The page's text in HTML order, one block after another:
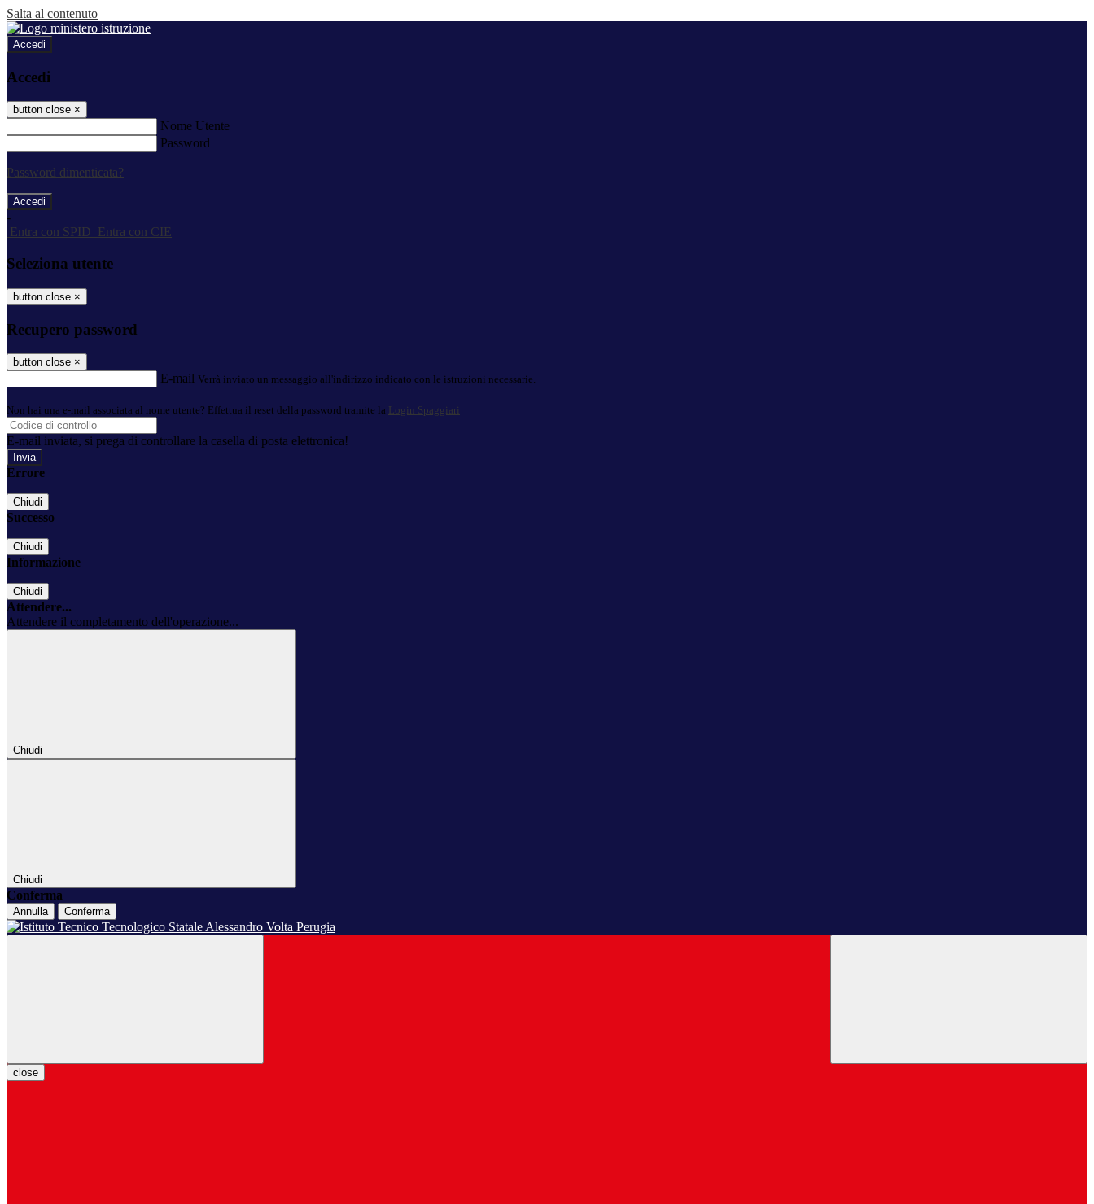
Salta al contenuto
Accedi
Accedi
button close ×
Nome Utente
Password
Password dimenticata?
-
Entra con SPID
Entra con CIE
Seleziona utente
button close ×
Recupero password
button close ×
E-mail Verrà inviato un messaggio all'indirizzo indicato con le istruzioni necessarie.
Non hai una e-mail associata al nome utente? Effettua il reset della password tramite la Login Spaggiari
E-mail inviata, si prega di controllare la casella di posta elettronica!
Errore
Chiudi
Successo
Chiudi
Informazione
Chiudi
Attendere...
Attendere il completamento dell'operazione...
Chiudi
Chiudi
Conferma
Annulla Conferma
close